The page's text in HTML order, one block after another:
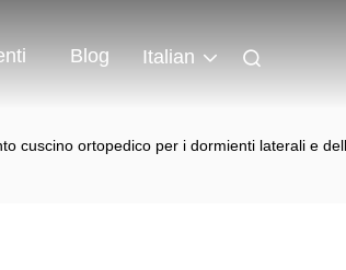
Blog Italian
cuscino ortopedico per i dormienti laterali e